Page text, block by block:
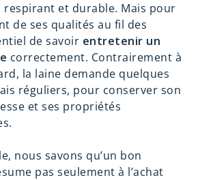
respirant et durable. Mais pour
de ses qualités au fil des
de savoir entretenir un
correctement. Contrairement à
la laine demande quelques
réguliers, pour conserver son
et ses propriétés
nous savons qu’un bon
pas seulement à l’achat